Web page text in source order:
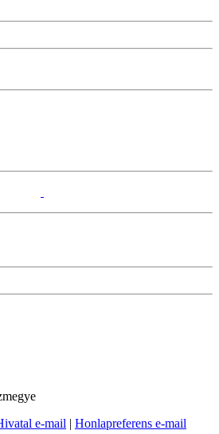
e-mail | Honlapreferens e-mail